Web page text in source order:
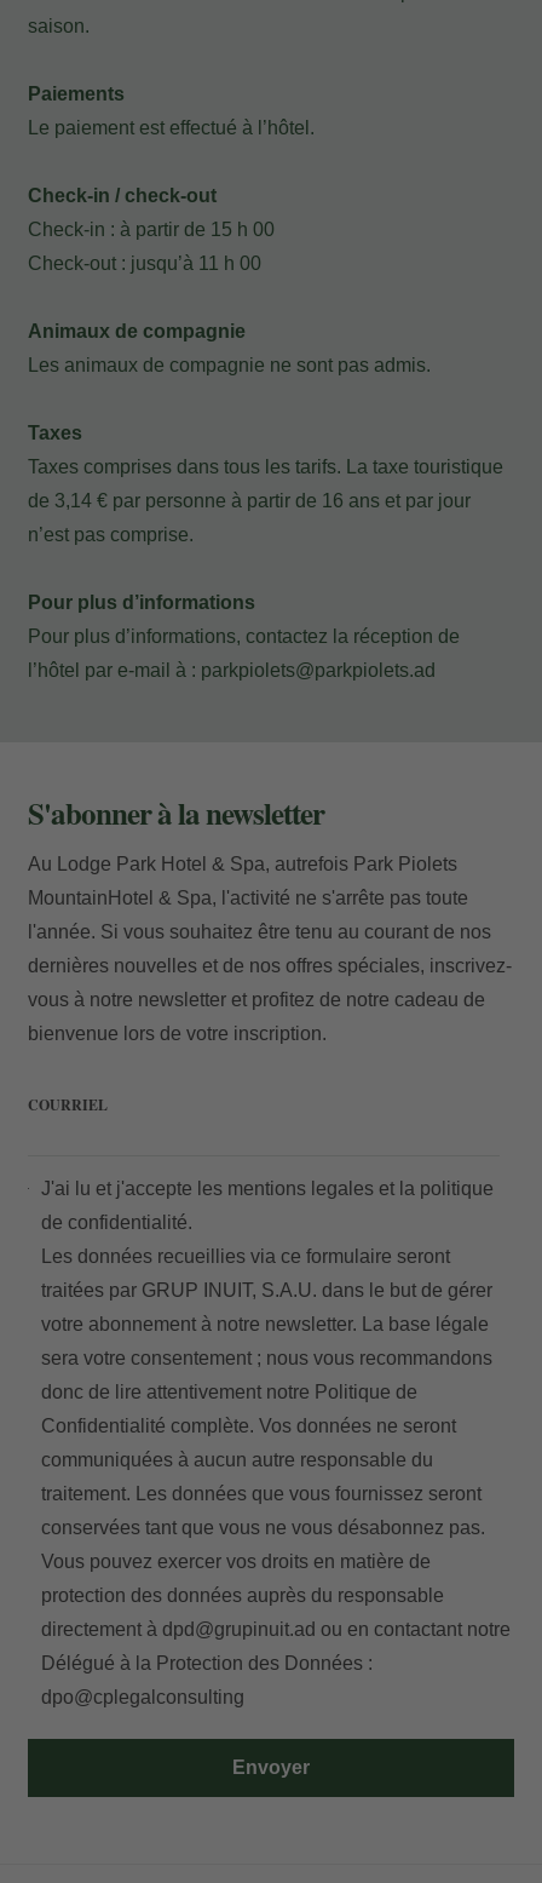
Ma réservation
Entrez votre numéro de référence de
réservation et votre e-mail pour consulter
votre réservation et pouvoir l'annuler ou
Localisateur
Courriel
Accès
saison.
Paiements
Le paiement est effectué à l’hôtel.
Check-in / check-out
Check-in : à partir de 15 h 00
Check-out : jusqu’à 11 h 00
Animaux de compagnie
Les animaux de compagnie ne sont pas admis.
Taxes
Taxes comprises dans tous les tarifs. La taxe touristique
de 3,14 € par personne à partir de 16 ans et par jour
n’est pas comprise.
Pour plus d’informations
Pour plus d’informations, contactez la réception de
l’hôtel par e-mail à : parkpiolets@parkpiolets.ad
S'abonner à la newsletter
Au Lodge Park Hotel & Spa, autrefois Park Piolets
MountainHotel & Spa, l'activité ne s'arrête pas toute
l'année. Si vous souhaitez être tenu au courant de nos
dernières nouvelles et de nos offres spéciales, inscrivez-
vous à notre newsletter et profitez de notre cadeau de
bienvenue lors de votre inscription.
COURRIEL
Envoyer
J'ai lu et j'accepte les mentions legales et la politique
de confidentialité.
Les données recueillies via ce formulaire seront
traitées par GRUP INUIT, S.A.U. dans le but de gérer
votre abonnement à notre newsletter. La base légale
sera votre consentement ; nous vous recommandons
donc de lire attentivement notre Politique de
Confidentialité complète. Vos données ne seront
communiquées à aucun autre responsable du
traitement. Les données que vous fournissez seront
conservées tant que vous ne vous désabonnez pas.
Vous pouvez exercer vos droits en matière de
protection des données auprès du responsable
directement àdpd@grupinuit.ad ou en contactant notre
Délégué à la Protection des Données :
dpo@cplegalconsulting